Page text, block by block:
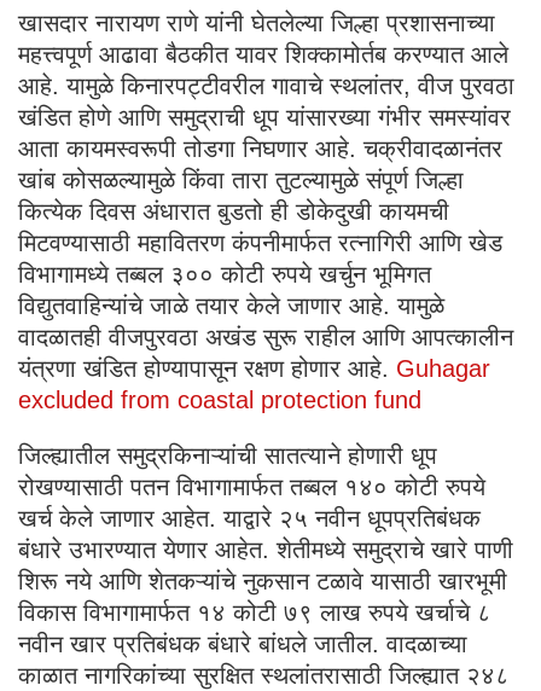
खासदार नारायण राणे यांनी घेतलेल्या जिल्हा प्रशासनाच्या
महत्त्वपूर्ण आढावा बैठकीत यावर शिक्कामोर्तब करण्यात आले
आहे. यामुळे किनारपट्टीवरील गावाचे स्थलांतर, वीज पुरवठा
खंडित होणे आणि समुद्राची धूप यांसारख्या गंभीर समस्यांवर
आता कायमस्वरूपी तोडगा निघणार आहे. चक्रीवादळानंतर
खांब कोसळल्यामुळे किंवा तारा तुटल्यामुळे संपूर्ण जिल्हा
कित्येक दिवस अंधारात बुडतो ही डोकेदुखी कायमची
मिटवण्यासाठी महावितरण कंपनीमार्फत रत्नागिरी आणि खेड
विभागामध्ये तब्बल ३०० कोटी रुपये खर्चुन भूमिगत
विद्युतवाहिन्यांचे जाळे तयार केले जाणार आहे. यामुळे
वादळातही वीजपुरवठा अखंड सुरू राहील आणि आपत्कालीन
यंत्रणा खंडित होण्यापासून रक्षण होणार आहे. Guhagar
excluded from coastal protection fund
जिल्ह्यातील समुद्रकिनाऱ्यांची सातत्याने होणारी धूप
रोखण्यासाठी पतन विभागामार्फत तब्बल १४० कोटी रुपये
खर्च केले जाणार आहेत. याद्वारे २५ नवीन धूपप्रतिबंधक
बंधारे उभारण्यात येणार आहेत. शेतीमध्ये समुद्राचे खारे पाणी
शिरू नये आणि शेतकऱ्यांचे नुकसान टळावे यासाठी खारभूमी
विकास विभागामार्फत १४ कोटी ७९ लाख रुपये खर्चाचे ८
नवीन खार प्रतिबंधक बंधारे बांधले जातील. वादळाच्या
काळात नागरिकांच्या सुरक्षित स्थलांतरासाठी जिल्ह्यात २४८